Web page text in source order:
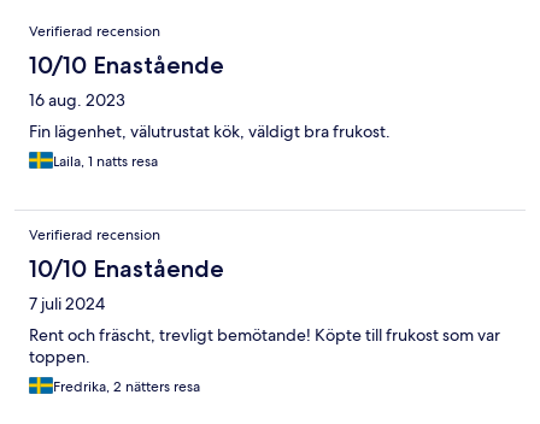
Recensioner
Verifierad recension
10/10 Enastående
16 aug. 2023
Fin lägenhet, välutrustat kök, väldigt bra frukost.
Laila, 1 natts resa
Verifierad recension
10/10 Enastående
7 juli 2024
Rent och fräscht, trevligt bemötande! Köpte till frukost som var
toppen.
Fredrika, 2 nätters resa